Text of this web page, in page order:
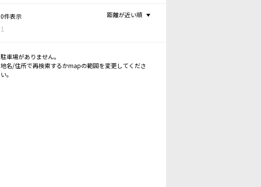
0件表示
1
距離が近い順
駐車場がありません。
地名/住所で再検索するかmapの範囲を変更してくださ
い。